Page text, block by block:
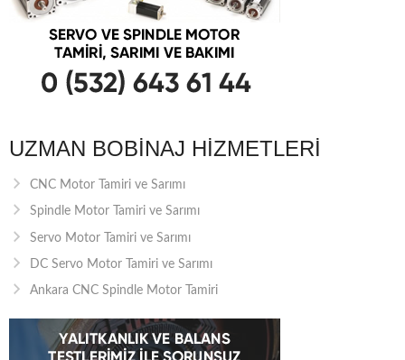
UZMAN BOBINAJ HIZMETLERI
CNC Motor Tamiri ve Sarımı
Spindle Motor Tamiri ve Sarımı
Servo Motor Tamiri ve Sarımı
DC Servo Motor Tamiri ve Sarımı
Ankara CNC Spindle Motor Tamiri